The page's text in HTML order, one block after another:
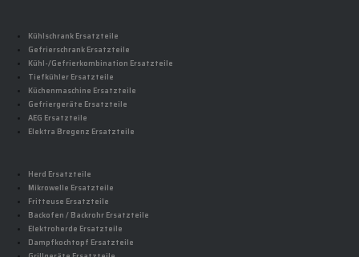
Kühlschrank Ersatzteile
Gefrierschrank Ersatzteile
Kühl-/Gefrierkombination Ersatzteile
Tiefkühler Ersatzteile
Küchenmaschine Ersatzteile
Gefriergeräte Ersatzteile
AEG Ersatzteile
Elektra Bregenz Ersatzteile
Herd Ersatzteile
Mikrowelle Ersatzteile
Fritteuse Ersatzteile
Backofen / Backrohr Ersatzteile
Elektroherde Ersatzteile
Dampfkochtopf Ersatzteile